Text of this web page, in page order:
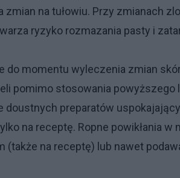
na tułowiu. Przy zmianach
ryzyko rozmazania pasty i
do momentu wyleczenia zmian
pomimo stosowania powyższego
doustnych preparatów
na receptę. Ropne powikłania w
(także na receptę) lub nawet